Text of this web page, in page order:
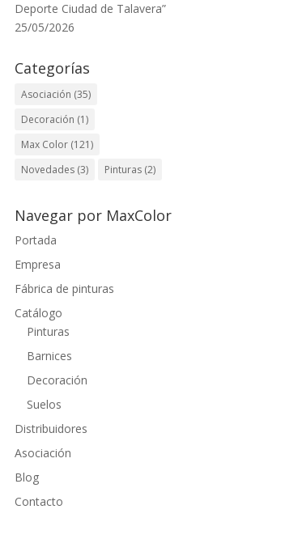
Deporte Ciudad de Talavera”
25/05/2026
Categorías
Asociación (35)
Decoración (1)
Max Color (121)
Novedades (3) Pinturas (2)
Navegar por MaxColor
Portada
Empresa
Fábrica de pinturas
Catálogo
Pinturas
Barnices
Decoración
Suelos
Distribuidores
Asociación
Blog
Contacto